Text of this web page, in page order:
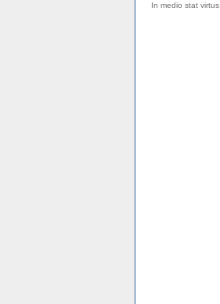
In medio stat virtus.